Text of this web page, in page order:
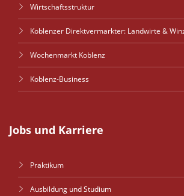
Wirtschaftsstruktur
Koblenzer Direktvermarkter: Landwirte &
Wochenmarkt Koblenz
Koblenz-Business
Jobs und Karriere
Praktikum
Ausbildung und Studium